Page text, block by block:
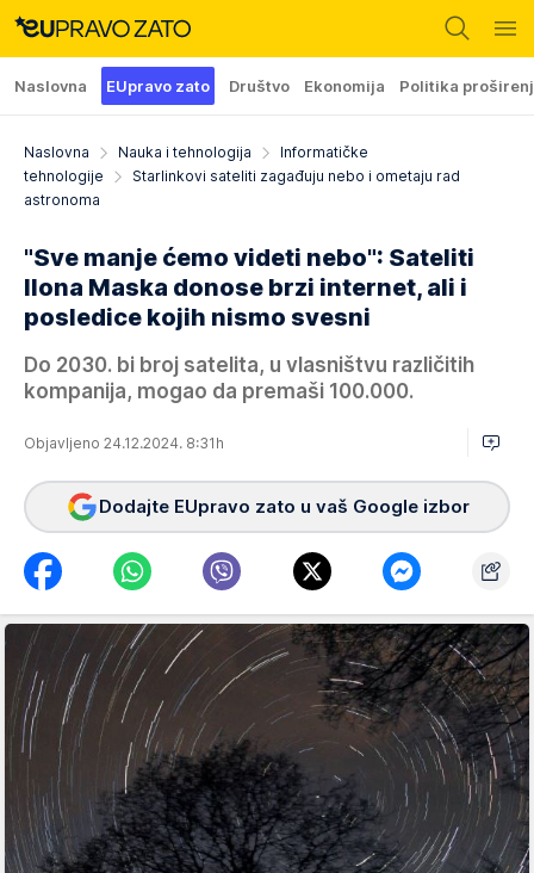
Naslovna EUpravo zato Društvo Ekonomija Politika
Naslovna Nauka i tehnologija
Informatičke
tehnologije
Starlinkovi sateliti zagađuju nebo i ometaju rad
astronoma
"Sve manje ćemo videti nebo": Sateliti
Ilona Maska donose brzi internet, ali i
posledice kojih nismo svesni
Do 2030. bi broj satelita, u vlasništvu različitih
kompanija, mogao da premaši 100.000.
Objavljeno 24.12.2024. 8:31h
Dodajte EUpravo zato u vaš Google izbor